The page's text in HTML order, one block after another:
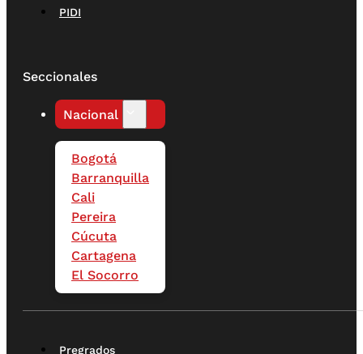
PIDI
Seccionales
Nacional
Bogotá
Barranquilla
Cali
Pereira
Cúcuta
Cartagena
El Socorro
Pregrados